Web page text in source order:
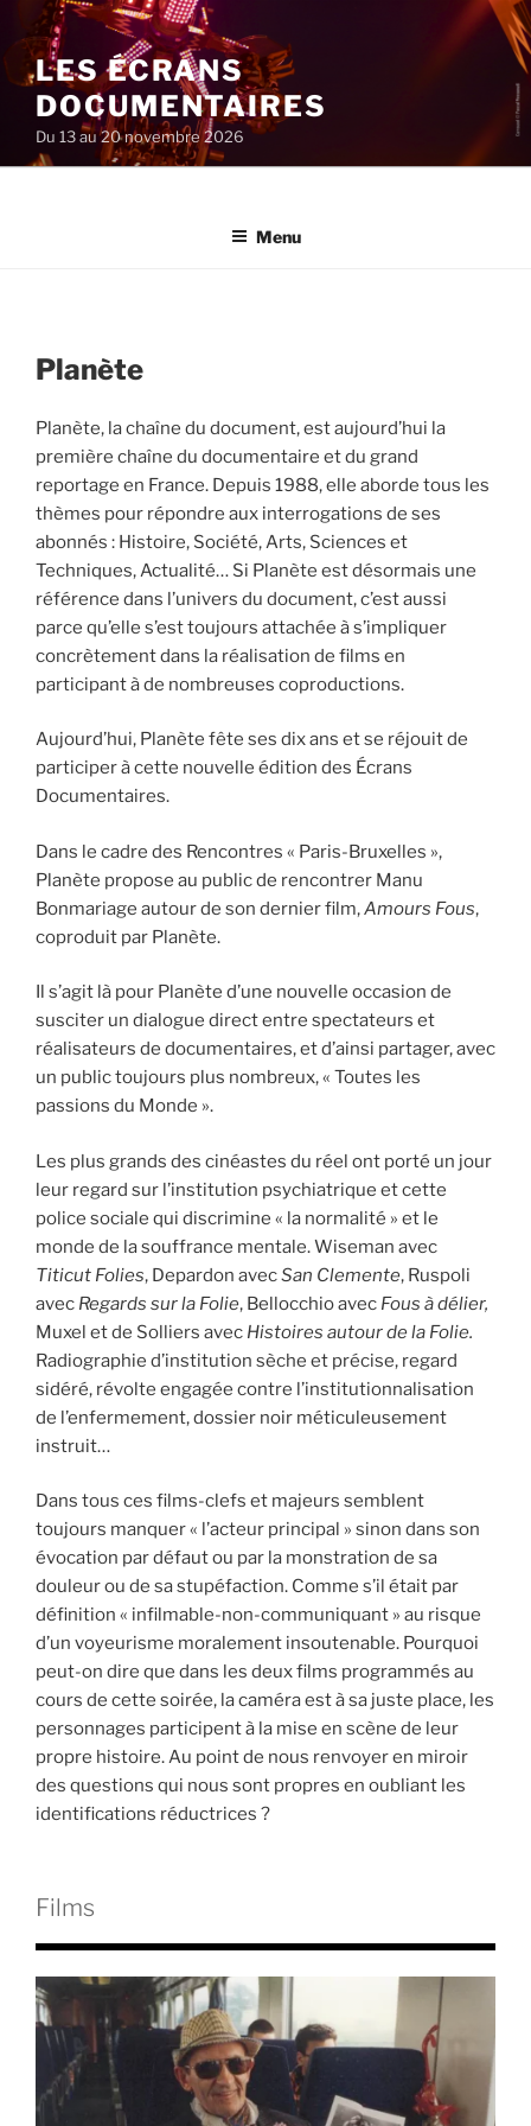
au
contenu
principal
LES ÉCRANS
DOCUMENTAIRES
Du 13 au 20 novembre 2026
Menu
Planète
Planète, la chaîne du document, est aujourd’hui la
première chaîne du documentaire et du grand
reportage en France. Depuis 1988, elle aborde tous les
thèmes pour répondre aux interrogations de ses
abonnés : Histoire, Société, Arts, Sciences et
Techniques, Actualité… Si Planète est désormais une
référence dans l’univers du document, c’est aussi
parce qu’elle s’est toujours attachée à s’impliquer
concrètement dans la réalisation de films en
participant à de nombreuses coproductions.
Aujourd’hui, Planète fête ses dix ans et se réjouit de
participer à cette nouvelle édition des Écrans
Documentaires.
Dans le cadre des Rencontres « Paris-Bruxelles »,
Planète propose au public de rencontrer Manu
Bonmariage autour de son dernier film,Amours Fous,
coproduit par Planète.
Il s’agit là pour Planète d’une nouvelle occasion de
susciter un dialogue direct entre spectateurs et
réalisateurs de documentaires, et d’ainsi partager, avec
un public toujours plus nombreux, « Toutes les
passions du Monde ».
Les plus grands des cinéastes du réel ont porté un jour
leur regard sur l’institution psychiatrique et cette
police sociale qui discrimine « la normalité » et le
monde de la souffrance mentale. Wiseman avec
Titicut Folies, Depardon avecSan Clemente, Ruspoli
avec Regards sur la Folie, Bellocchio avec Fous à délier,
Muxel et de Solliers avec Histoires autour de la Folie.
Radiographie d’institution sèche et précise, regard
sidéré, révolte engagée contre l’institutionnalisation
de l’enfermement, dossier noir méticuleusement
instruit…
Dans tous ces films-clefs et majeurs semblent
toujours manquer « l’acteur principal » sinon dans son
évocation par défaut ou par la monstration de sa
douleur ou de sa stupéfaction. Comme s’il était par
définition « infilmable-non-communiquant » au risque
d’un voyeurisme moralement insoutenable. Pourquoi
peut-on dire que dans les deux films programmés au
cours de cette soirée, la caméra est à sa juste place, les
personnages participent à la mise en scène de leur
propre histoire. Au point de nous renvoyer en miroir
des questions qui nous sont propres en oubliant les
identifications réductrices ?
Films